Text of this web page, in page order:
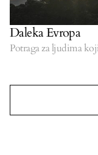
Daleka Evropa
Potraga za ljudima